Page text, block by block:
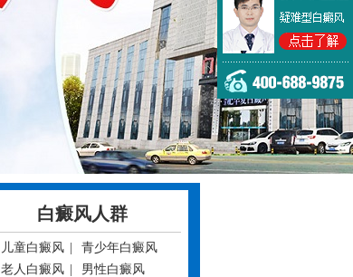
白癜风人群
儿童白癜风
青少年白癜风
老人白癜风
男性白癜风